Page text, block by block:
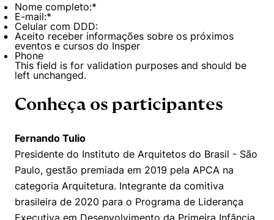
Nome completo:*
E-mail:*
Celular com DDD:
Aceito receber informações sobre os próximos
eventos e cursos do Insper
Phone
This field is for validation purposes and should be
left unchanged.
Conheça os participantes
Fernando Tulio​
Presidente do Instituto de Arquitetos do Brasil - São
Paulo, gestão premiada em 2019 pela APCA na
categoria Arquitetura. Integrante da comitiva
brasileira de 2020 para o Programa de Liderança
Executiva em Desenvolvimento da Primeira Infância